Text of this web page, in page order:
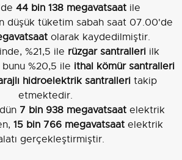
44 bin 138 megavatsaatile
düşük tüketim sabah saat 07.00'de
olarak kaydedilmiştir.
%21,5 ile rüzgar santralleri ilk
bunu %20,5 ile ithal kömür santralleri
hidroelektrik santralleritakip
etmektedir.
7 bin 938 megavatsaatelektrik
15 bin 766 megavatsaat elektrik
gerçekleştirmiştir.